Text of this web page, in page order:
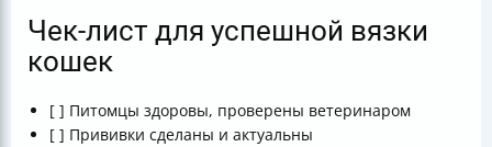
Чек-лист для успешной вязки
кошек
[ ] Питомцы здоровы, проверены ветеринаром
[ ] Прививки сделаны и актуальны